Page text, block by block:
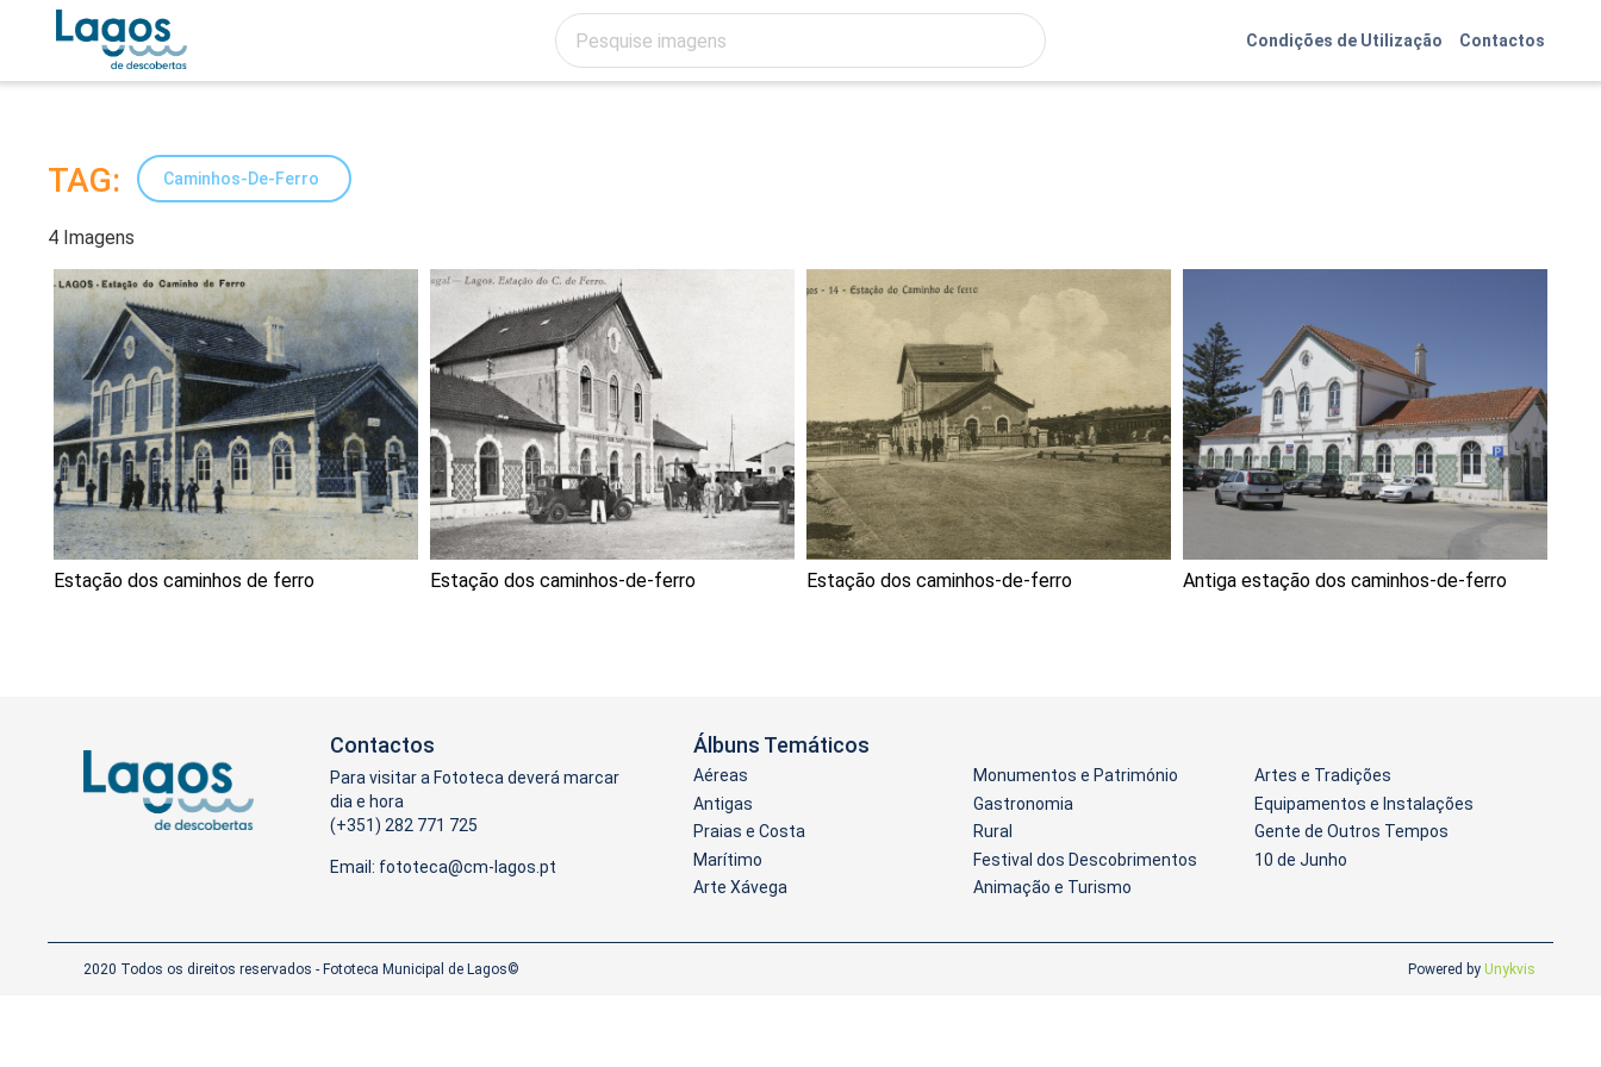
Condições de Utilização Contactos
TAG: Caminhos-De-Ferro
4 Imagens
Estação dos caminhos de ferro Estação dos caminhos-de-ferro Estação dos caminhos-de-ferro Antiga estação dos caminhos-de-ferro
Contactos
Para visitar a Fototeca deverá marcar
dia e hora
(+351) 282 771 725
Email:
Álbuns Temáticos
Aéreas
Antigas
Praias e Costa
Marítimo
Arte Xávega
Monumentos e Património
Gastronomia
Rural
Festival dos Descobrimentos
Animação e Turismo
Artes e Tradições
Equipamentos e Instalações
Gente de Outros Tempos
10 de Junho
2020 Todos os direitos reservados - Fototeca Municipal de Lagos© Powered by Unykvis